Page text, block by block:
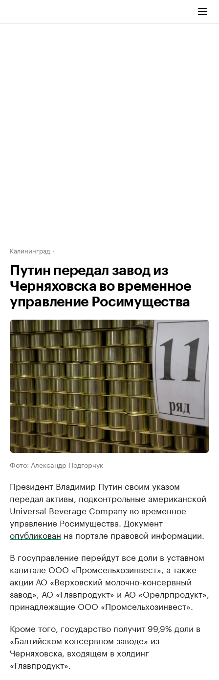
Калининград
Путин передал завод из
Черняховска во временное
управление Росимущества
Фото: Александр Подгорчук
Президент Владимир Путин своим указом
передал активы, подконтрольные американской
Universal Beverage Company во временное
управление Росимущества. Документ
опубликован на портале правовой информации.
В госуправление перейдут все доли в уставном
капитале ООО «Промсельхозинвест», а также
акции АО «Верховский молочно-консервный
завод», АО «Главпродукт» и АО «Орелрпродукт»,
принадлежащие ООО «Промсельхозинвест».
Кроме того, государство получит 99,9% доли в
«Балтийском консервном заводе» из
Черняховска, входящем в холдинг
«Главпродукт».